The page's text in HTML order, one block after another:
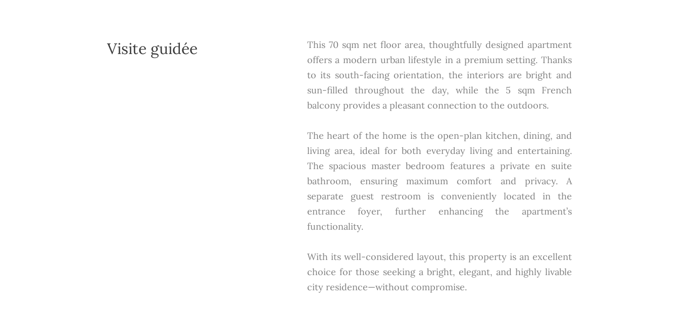
Visite guidée
This 70 sqm net floor area, thoughtfully designed apartment
offers a modern urban lifestyle in a premium setting. Thanks
to its south-facing orientation, the interiors are bright and
sun-filled throughout the day, while the 5 sqm French
balcony provides a pleasant connection to the outdoors.
The heart of the home is the open-plan kitchen, dining, and
living area, ideal for both everyday living and entertaining.
The spacious master bedroom features a private en suite
bathroom, ensuring maximum comfort and privacy. A
separate guest restroom is conveniently located in the
entrance foyer, further enhancing the apartment’s
functionality.
With its well-considered layout, this property is an excellent
choice for those seeking a bright, elegant, and highly livable
city residence—without compromise.